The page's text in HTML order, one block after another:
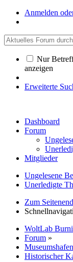
Anmelden
Nur
anzeigen
Erweiterte
Dashboard
Forum
Mitglieder
Ungelesene
Unerledigte
Zum
WoltLab
Forum »
Museumshafen
Historischer